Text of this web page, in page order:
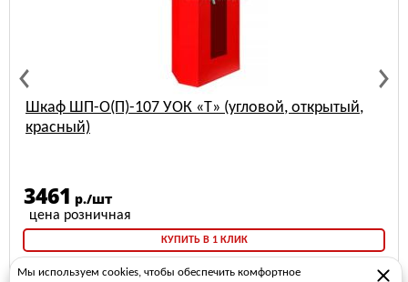
Шкаф пожарный Ш-ПК-О-002 Т ВЗК (ШПК-315,
встроенный, закрытый, красный)
6692 р./шт
КУПИТЬ В 1 КЛИК
Мы используем cookies, чтобы обеспечить комфортное